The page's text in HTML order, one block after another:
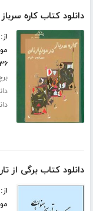
دانلود کتاب کاره
از:
۲۳۶
دانلود کتاب برگی از